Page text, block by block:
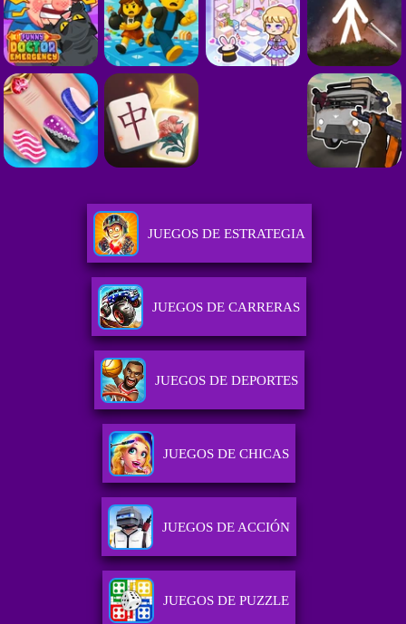
JUEGOS DE ESTRATEGIA
JUEGOS DE CARRERAS
JUEGOS DE DEPORTES
JUEGOS DE CHICAS
JUEGOS DE ACCIÓN
JUEGOS DE PUZZLE